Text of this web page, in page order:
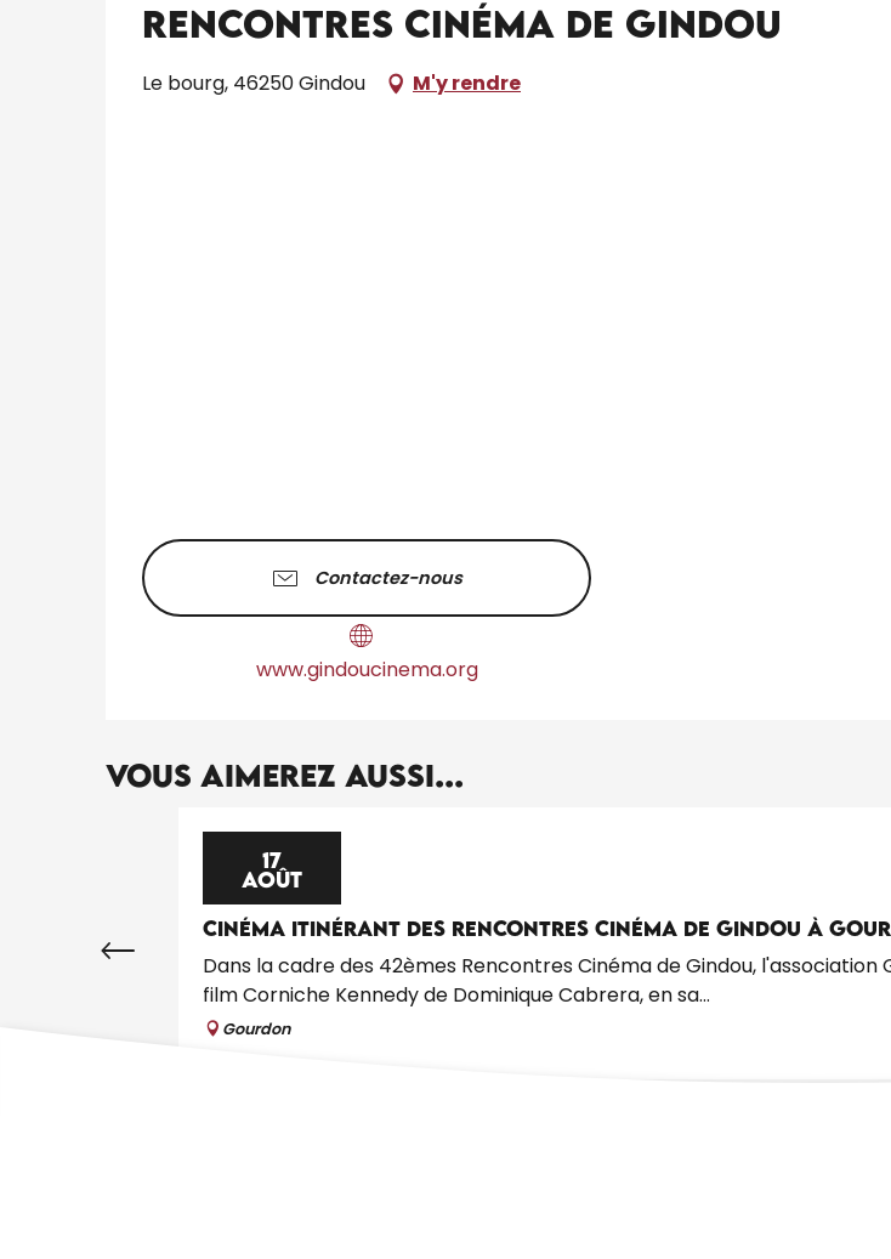
Rencontres Cinéma de Gindou
Le bourg, 46250 Gindou M'y rendre
Contactez-nous
www.gindoucinema.org
Vous aimerez aussi...
17
AOÛT
CINÉMA ITINÉRANT DES RENCONTRES CINÉMA DE GINDOU À
Dans la cadre des 42èmes Rencontres Cinéma de Gindou,
film Corniche Kennedy de Dominique Cabrera, en sa...
Gourdon